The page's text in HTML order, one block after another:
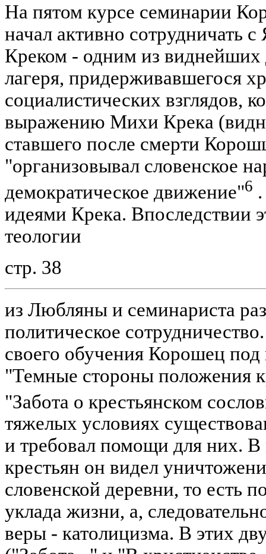
На пятом курсе семинарии
начал активно сотрудничать
Креком - одним из виднейших
лагеря, придерживавшегося
социалистических взглядов,
выражению Михи Крека
ставшего после смерти
"организовывал словенское
демократическое движение"6
идеями Крека. Впоследствии
теологии
стр. 38
из Любляны и семинариста
политическое
своего обучения Корошец
"Темные стороны положения
"Забота о крестьянском
тяжелых условиях
и требовал помощи для них. В
крестьян он видел
словенской деревни, то есть
уклада жизни, а,
веры - католицизма. В этих